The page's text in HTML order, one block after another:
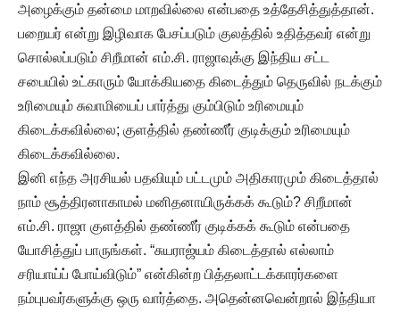
அழைக்கும் தன்மை மாறவில்லை என்பதை உத்தேசித்துத்தான்.
பறையர் என்று இழிவாக பேசப்படும் குலத்தில் உதித்தவர் என்று
சொல்லப்படும் சிறீமான் எம்.சி. ராஜாவுக்கு இந்திய சட்ட
சபையில் உட்காரும் யோக்கியதை கிடைத்தும் தெருவில் நடக்கும்
உரிமையும் சுவாமியைப் பார்த்து கும்பிடும் உரிமையும்
கிடைக்கவில்லை; குளத்தில் தண்ணீர் குடிக்கும் உரிமையும்
கிடைக்கவில்லை.
இனி எந்த அரசியல் பதவியும் பட்டமும் அதிகாரமும் கிடைத்தால்
நாம் சூத்திரனாகாமல் மனிதனாயிருக்கக் கூடும்? சிறீமான்
எம்.சி. ராஜா குளத்தில் தண்ணீர் குடிக்கக் கூடும் என்பதை
யோசித்துப் பாருங்கள். “சுயராஜ்யம் கிடைத்தால் எல்லாம்
சரியாய்ப் போய்விடும்” என்கின்ற பித்தலாட்டக்காரர்களை
நம்புபவர்களுக்கு ஒரு வார்த்தை. அதென்னவென்றால் இந்தியா